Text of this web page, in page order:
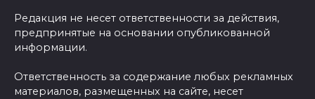
Редакция не несет ответственности за действия,
предпринятые на основании опубликованной
информации.
Ответственность за содержание любых рекламных
материалов, размещенных на сайте, несет